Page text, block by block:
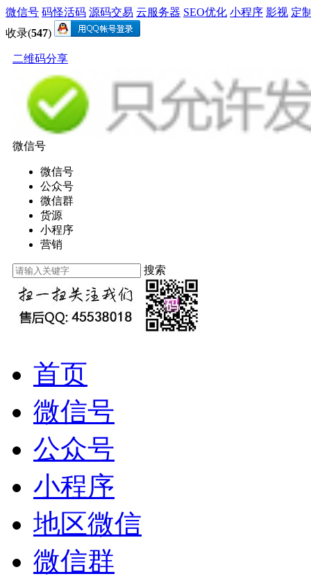
微信号 码怪活码 源码交易 云服务器 SEO优化 小程序 影视 定
收录(547)
二维码分享
微信号
微信号
公众号
微信群
货源
小程序
营销
搜索
首页
微信号
公众号
小程序
地区微信
微信群